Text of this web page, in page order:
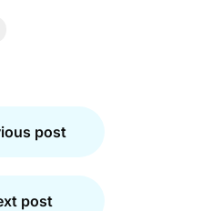
post
post